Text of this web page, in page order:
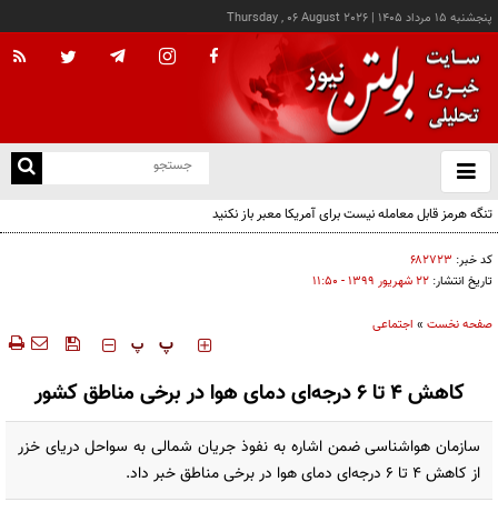
پنجشنبه ۱۵ مرداد ۱۴۰۵ |
Thursday , 06 August 2026
باز
و
تنگه هرمز قابل معامله نیست برای آمریکا معبر باز نکنید
کد خبر: ۶۸۲۷۲۳
تاریخ انتشار: ۲۲ شهريور ۱۳۹۹ - ۱۱:۵۰
صفحه نخست » اجتماعی
‍‍‍ پ پ
کاهش ۴ تا ۶ درجه‌ای دمای هوا در برخی مناطق کشور
سازمان هواشناسی ضمن اشاره به نفوذ جریان شمالی به سواحل دریای خزر
از کاهش ۴ تا ۶ درجه‌ای دمای هوا در برخی مناطق خبر داد.